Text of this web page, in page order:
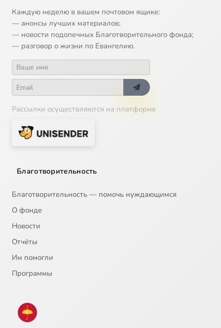
Каждую неделю в вашем почтовом ящике:
— анонсы лучших материалов;
— новости подопечных Благотворительного фонда;
— разговор о жизни по Евангелию.
Рассылки осуществляются на платформе
Благотворительность
Благотворительность — помочь нуждающимся
О фонде
Новости
Отчёты
Им помогли
Программы